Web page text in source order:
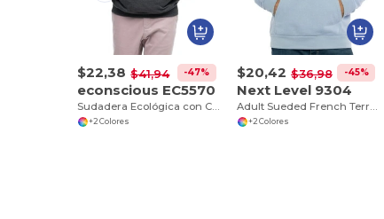
$22,38 $41,94 -47%
econscious EC5570
Sudadera Ecológica con Capucha de Algodón Reciclado
+2 Colores
$20,42 $36,98 -45%
Next Level 9304
Adult Sueded French Terry Pullover Sweatshirt
+2 Colores